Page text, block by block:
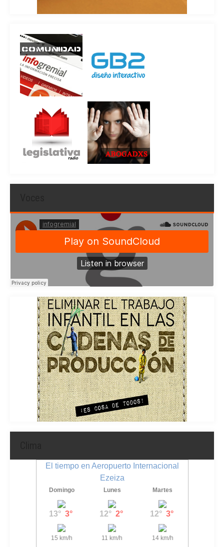
El tiempo en Aeropuerto Internacional
Ezeiza
Domingo
13° 3°
15 km/h
Lunes
12° 2°
11 km/h
Martes
12° 3°
14 km/h